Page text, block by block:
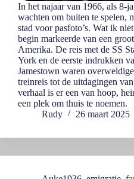
In het najaar van 1966, als 8-
wachten om buiten te spelen,
stad voor pasfoto’s. Wat ik
begin markeerde van een
Amerika. De reis met de SS
York en de eerste indrukken
Jamestown waren
treinreis tot de uitdagingen
verhaal is er een van hoop,
een plek om thuis te noemen.
Rudy
26 maart 2025